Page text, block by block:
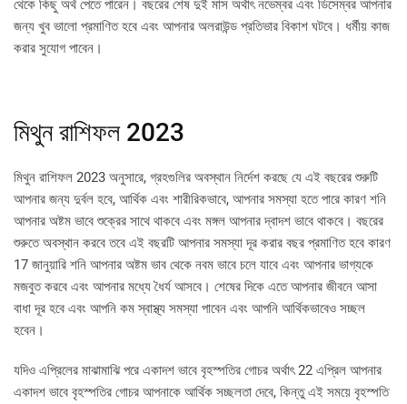
থেকে কিছু অর্থ পেতে পারেন। বছরের শেষ দুই মাস অর্থাৎ নভেম্বর এবং ডিসেম্বর আপনার
জন্য খুব ভালো প্রমাণিত হবে এবং আপনার অলরাউন্ড প্রতিভার বিকাশ ঘটবে। ধর্মীয় কাজ
করার সুযোগ পাবেন।
মিথুন রাশিফল 2023
মিথুন রাশিফল ​​2023 অনুসারে, গ্রহগুলির অবস্থান নির্দেশ করছে যে এই বছরের শুরুটি
আপনার জন্য দুর্বল হবে, আর্থিক এবং শারীরিকভাবে, আপনার সমস্যা হতে পারে কারণ শনি
আপনার অষ্টম ভাবে শুক্রের সাথে থাকবে এবং মঙ্গল আপনার দ্বাদশ ভাবে থাকবে। বছরের
শুরুতে অবস্থান করবে তবে এই বছরটি আপনার সমস্যা দূর করার বছর প্রমাণিত হবে কারণ
17 জানুয়ারি শনি আপনার অষ্টম ভাব থেকে নবম ভাবে চলে যাবে এবং আপনার ভাগ্যকে
মজবুত করবে এবং আপনার মধ্যে ধৈর্য আসবে। শেষের দিকে এতে আপনার জীবনে আসা
বাধা দূর হবে এবং আপনি কম স্বাস্থ্য সমস্যা পাবেন এবং আপনি আর্থিকভাবেও সচ্ছল
হবেন।
যদিও এপ্রিলের মাঝামাঝি পরে একাদশ ভাবে বৃহস্পতির গোচর অর্থাৎ 22 এপ্রিল আপনার
একাদশ ভাবে বৃহস্পতির গোচর আপনাকে আর্থিক সচ্ছলতা দেবে, কিন্তু এই সময়ে বৃহস্পতি